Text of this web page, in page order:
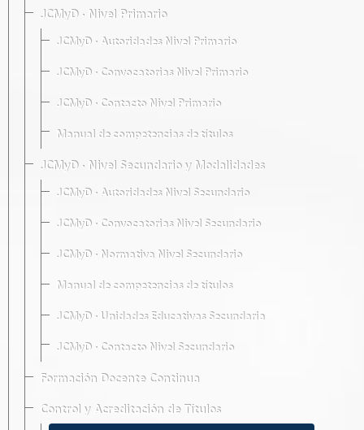
JCMyD · Nivel Primario
JCMyD · Autoridades Nivel Primario
JCMyD · Convocatorias Nivel Primario
JCMyD · Contacto Nivel Primario
Manual de competencias de títulos
JCMyD · Nivel Secundario y Modalidades
JCMyD · Autoridades Nivel Secundario
JCMyD · Convocatorias Nivel Secundario
JCMyD · Normativa Nivel Secundario
Manual de competencias de títulos
JCMyD · Unidades Educativas Secundaria
JCMyD · Contacto Nivel Secundario
Formación Docente Continua
Control y Acreditación de Títulos